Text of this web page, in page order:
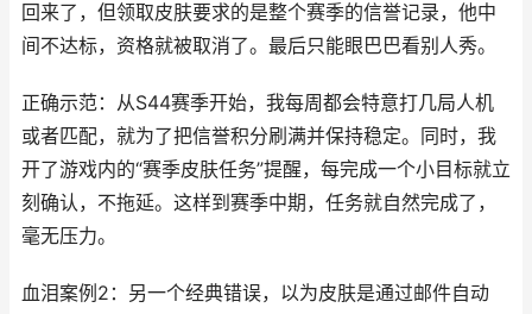
回来了，但领取皮肤要求的是整个赛季的信誉记录，他中
间不达标，资格就被取消了。最后只能眼巴巴看别人秀。
正确示范：从S44赛季开始，我每周都会特意打几局人机
或者匹配，就为了把信誉积分刷满并保持稳定。同时，我
开了游戏内的“赛季皮肤任务”提醒，每完成一个小目标就立
刻确认，不拖延。这样到赛季中期，任务就自然完成了，
毫无压力。
血泪案例2：另一个经典错误，以为皮肤是通过邮件自动